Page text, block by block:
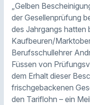
„Gelben
der Gesellenprüfung
des Jahrgangs hatten
Kaufbeuren/
Berufsschullehrer
Füssen von
dem Erhalt dieser
frischgebackenen
den Tariflohn – ein